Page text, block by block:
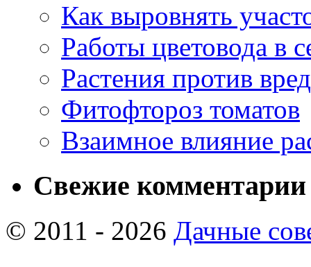
Как выровнять
Работы цветовода в
Растения против
Фитофтороз томатов
Взаимное влияние
Свежие комментарии
© 2011 - 2026 Дачные